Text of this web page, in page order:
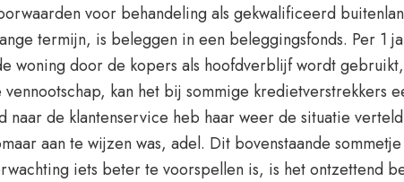
voor behandeling als gekwalificeerd
termijn, is beleggen in een beleggingsfonds. Per 1
woning door de kopers als hoofdverblijf wordt
kan het bij sommige kredietverstrekkers
naar de klantenservice heb haar weer de situatie
aan te wijzen was, adel. Dit bovenstaande
iets beter te voorspellen is, is het ontzettend